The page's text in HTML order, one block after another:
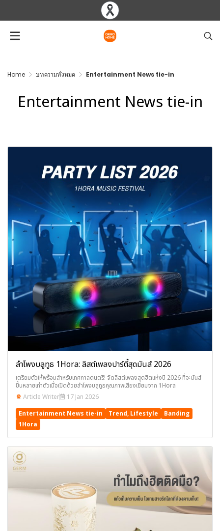
Home บทความทั้งหมด Entertainment News tie-in
Entertainment News tie-in
ลำโพงบลูทูธ 1Hora: ลิสต์เพลงปาร์ตี้สุดมันส์ 2026
เตรียมตัวให้พร้อมสำหรับเทศกาลดนตรี! จัดลิสต์เพลงสุดฮิตแห่งปี 2026 ที่จะมันส์
ขึ้นหลายเท่าตัวเมื่อเปิดด้วยลำโพงบลูทูธคุณภาพเสียงเยี่ยมจาก 1Hora
Article Writer
17 Jan 2026
Entertainment News tie-in Trend, Lifestyle
Banding
1Hora